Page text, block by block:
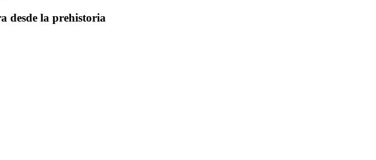
desde la prehistoria